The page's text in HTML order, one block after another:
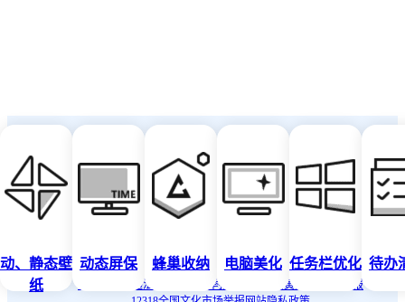
动、静态壁
纸
动态屏保 蜂巢收纳 电脑美化 任务栏优化 待办
copyright@2025 upupoo.com All Right Reserved 深圳市驱动人生科技股份有限公司版
权所有
纠纷处理未成年人保护措施网站内容审核规则
中国互联网违法和不良信息举报中心
中国扫黄打非-网上举报